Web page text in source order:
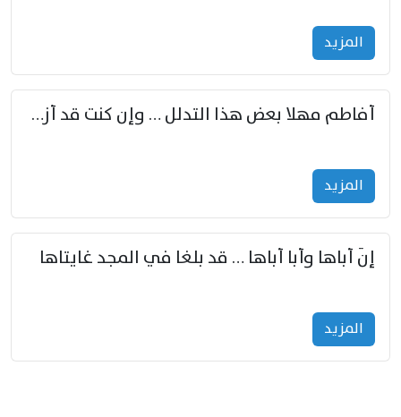
المزید
أفاطم مهلا بعض هذا التدلل … وإن كنت قد أزمعت صرمي فأجملي
المزید
إنّ أباها وأبا أباها … قد بلغا في المجد غايتاها
المزید